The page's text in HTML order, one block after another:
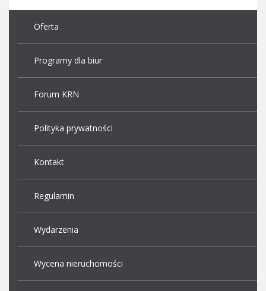
Oferta
Programy dla biur
Forum KRN
Polityka prywatności
Kontakt
Regulamin
Wydarzenia
Wycena nieruchomości